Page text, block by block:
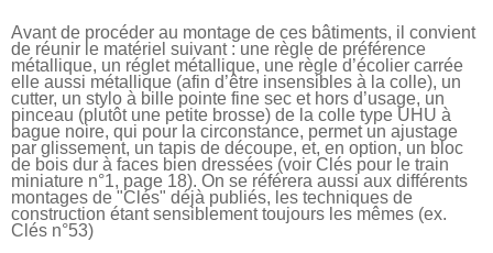
Avant de procéder au montage de ces bâtiments, il convient
de réunir le matériel suivant : une règle de préférence
métallique, un réglet métallique, une règle d’écolier carrée
elle aussi métallique (afin d’être insensibles à la colle), un
cutter, un stylo à bille pointe fine sec et hors d’usage, un
pinceau (plutôt une petite brosse) de la colle type UHU à
bague noire, qui pour la circonstance, permet un ajustage
par glissement, un tapis de découpe, et, en option, un bloc
de bois dur à faces bien dressées (voir Clés pour le train
miniature n°1, page 18). On se référera aussi aux différents
montages de "Clés" déjà publiés, les techniques de
construction étant sensiblement toujours les mêmes (ex.
Clés n°53)